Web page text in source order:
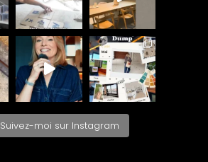
Suivez-moi sur Instagram